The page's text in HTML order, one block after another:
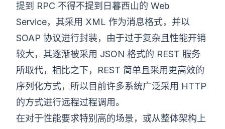
提到 RPC 不得不提到日暮西山的 Web
Service，其采用 XML 作为消息格式，并以
SOAP 协议进行封装，由于过于复杂且性能开销
较大，其逐渐被采用 JSON 格式的 REST 服务
所取代，相比之下，REST 简单且采用更高效的
序列化方式，所以目前许多系统广泛采用 HTTP
的方式进行远程过程调用。
在对于性能要求特别高的场景，或从整体架构上